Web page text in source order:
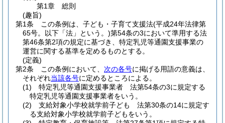
第1章
総則
(趣旨)
第1条
この条例は、子ども・子育て支援法(平成24年法律第
65号。以下「法」という。)第54条の3において準用する法
第46条第2項の規定に基づき、特定乳児等通園支援事業の
運営に関する基準を定めるものとする。
(定義)
第2条
この条例において、 次の各号に掲げる用語の意義は、
それぞれ当該各号に定めるところによる。
(1)
特定乳児等通園支援事業者 法第54条の3に規定する
特定乳児等通園支援事業者をいう。
(2)
支給対象小学校就学前子ども 法第30条の14に規定す
る支給対象小学校就学前子どもをいう。